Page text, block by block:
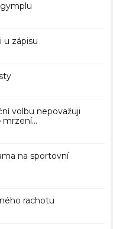
u zápisu
volbu nepovažuji
mrzení…
na sportovní
rachotu